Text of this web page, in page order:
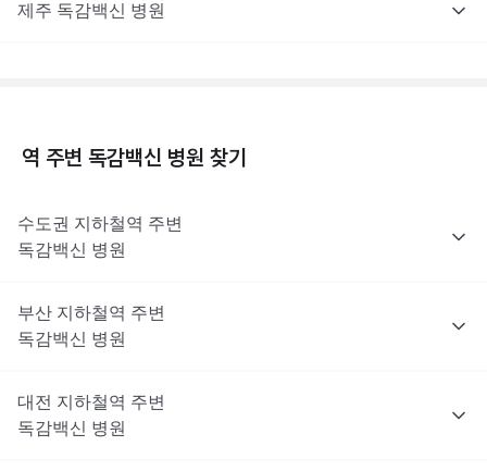
제주 독감백신 병원
역 주변 독감백신 병원 찾기
수도권 지하철역 주변
독감백신
병원
부산 지하철역 주변
독감백신
병원
대전 지하철역 주변
독감백신
병원